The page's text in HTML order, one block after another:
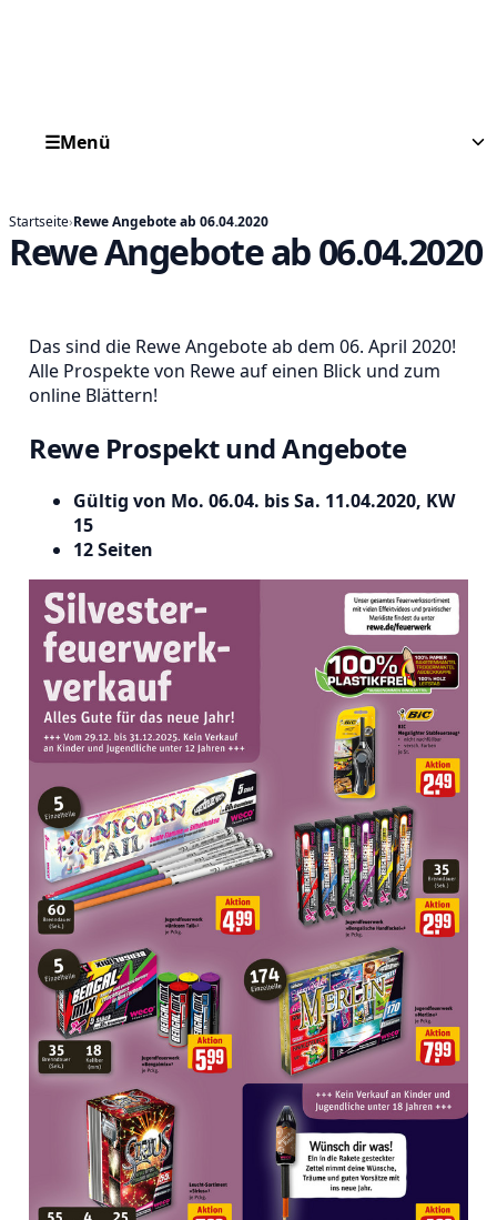
☰Menü
Startseite›Rewe Angebote ab 06.04.2020
Rewe Angebote ab 06.04.2020
Das sind die Rewe Angebote ab dem 06. April 2020!
Alle Prospekte von Rewe auf einen Blick und zum
online Blättern!
Rewe Prospekt und Angebote
Gültig von Mo. 06.04. bis Sa. 11.04.2020, KW
15
12 Seiten